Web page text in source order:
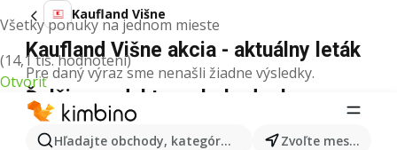
Všetky ponuky na jednom mieste
(14,1 tis. hodnotení)
Otvoriť
Hľadajte obchody, kategórie, produkty... Zvoľte mesto
Kaufland Višne
Kaufland Višne akcia - aktuálny leták
Pre daný výraz sme nenašli žiadne výsledky.
Ďalšie produkty v obchodoch
Kaufland